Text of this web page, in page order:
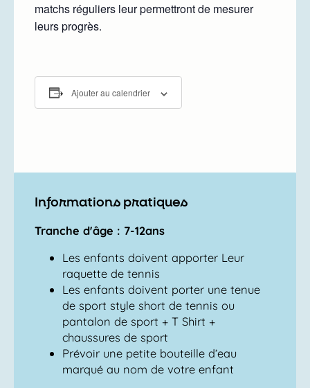
matchs réguliers leur permettront de mesurer
leurs progrès.
Ajouter au calendrier
Informations pratiques
Tranche d'âge : 7-12ans
Les enfants doivent apporter Leur
raquette de tennis
Les enfants doivent porter une tenue
de sport style short de tennis ou
pantalon de sport + T Shirt +
chaussures de sport
Prévoir une petite bouteille d’eau
marqué au nom de votre enfant